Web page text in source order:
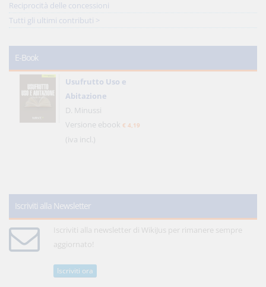
Reciprocità delle concessioni
Tutti gli ultimi contributi >
E-Book
Usufrutto Uso e
Abitazione
D. Minussi
Versione ebook € 4,19
(iva incl.)
Iscriviti alla Newsletter
Iscriviti alla newsletter di WikiJus per rimanere sempre
aggiornato!
Iscriviti ora